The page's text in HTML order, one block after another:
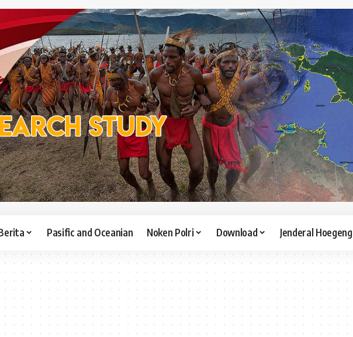
Pasific and Oceanian Noken Polri Download Jenderal Hoegeng